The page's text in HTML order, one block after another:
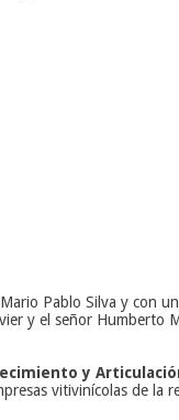
Mario Pablo Silva y con
y el señor Humberto
y
vitivinícolas de la